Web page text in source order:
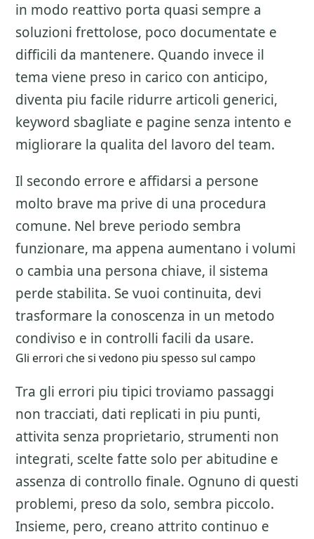
in modo reattivo porta quasi sempre a
soluzioni frettolose, poco documentate e
difficili da mantenere. Quando invece il
tema viene preso in carico con anticipo,
diventa piu facile ridurre articoli generici,
keyword sbagliate e pagine senza intento e
migliorare la qualita del lavoro del team.
Il secondo errore e affidarsi a persone
molto brave ma prive di una procedura
comune. Nel breve periodo sembra
funzionare, ma appena aumentano i volumi
o cambia una persona chiave, il sistema
perde stabilita. Se vuoi continuita, devi
trasformare la conoscenza in un metodo
condiviso e in controlli facili da usare.
Gli errori che si vedono piu spesso sul campo
Tra gli errori piu tipici troviamo passaggi
non tracciati, dati replicati in piu punti,
attivita senza proprietario, strumenti non
integrati, scelte fatte solo per abitudine e
assenza di controllo finale. Ognuno di questi
problemi, preso da solo, sembra piccolo.
Insieme, pero, creano attrito continuo e